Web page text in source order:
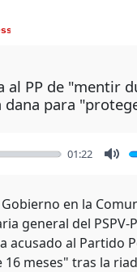
al PP de "mentir
dana para
01:22
en la
general del PSPV-
acusado al Partido
meses" tras la